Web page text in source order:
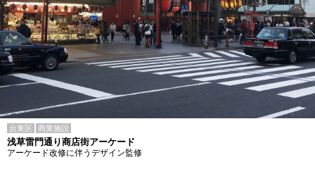
台東区 商業施設
浅草雷門通り商店街アーケード
アーケード改修に伴うデザイン監修